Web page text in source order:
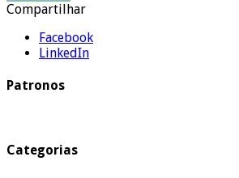
Compartilhar
Facebook
LinkedIn
Patronos
Categorias